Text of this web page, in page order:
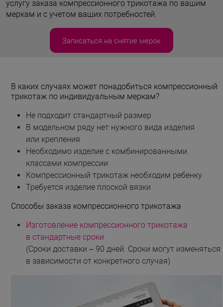
услугу заказа компрессионного трикотажа по вашим
меркам и с учетом ваших потребностей.
Записаться на снятие мерок
В каких случаях может понадобиться компрессионный
трикотаж по индивидуальным меркам?
Не подходит стандартный размер
В модельном ряду нет нужного вида изделия
или крепления
Необходимо изделие с комбинированными
классами компрессии
Компрессионный трикотаж необходим ребенку
Требуется изделие плоской вязки
Способы заказа компрессионного трикотажа
Изготовление компрессионного трикотажа
в стандартные сроки
(Сроки доставки – 90 дней. Сроки могут изменяться
в зависимости от конкретного случая)